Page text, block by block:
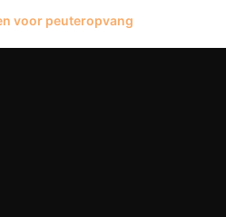
voor peuteropvang